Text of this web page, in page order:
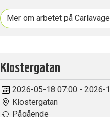
Mer om arbetet på
Klostergatan
2026-05-18 07:00 - 2026-
Klostergatan
Pågående